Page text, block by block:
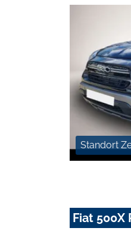
Standort
Fiat 500X